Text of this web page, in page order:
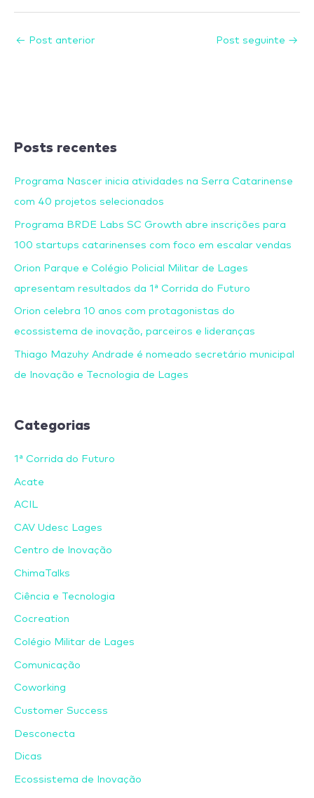
← Post anterior Post seguinte →
Posts recentes
Programa Nascer inicia atividades na Serra Catarinense
com 40 projetos selecionados
Programa BRDE Labs SC Growth abre inscrições para
100 startups catarinenses com foco em escalar vendas
Orion Parque e Colégio Policial Militar de Lages
apresentam resultados da 1ª Corrida do Futuro
Orion celebra 10 anos com protagonistas do
ecossistema de inovação, parceiros e lideranças
Thiago Mazuhy Andrade é nomeado secretário municipal
de Inovação e Tecnologia de Lages
Categorias
1ª Corrida do Futuro
Acate
ACIL
CAV Udesc Lages
Centro de Inovação
ChimaTalks
Ciência e Tecnologia
Cocreation
Colégio Militar de Lages
Comunicação
Coworking
Customer Success
Desconecta
Dicas
Ecossistema de Inovação